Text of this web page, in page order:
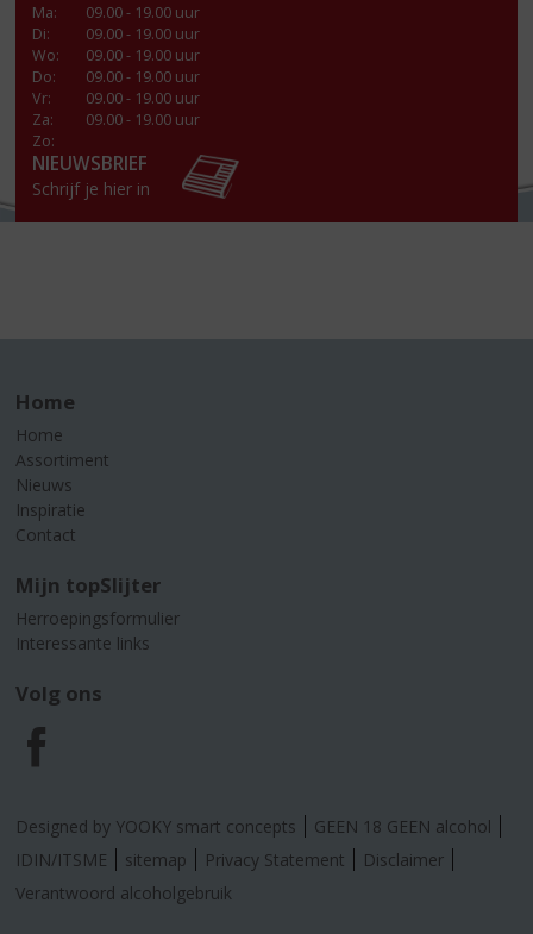
Ma:
09.00 - 19.00 uur
Di:
09.00 - 19.00 uur
Wo:
09.00 - 19.00 uur
Do:
09.00 - 19.00 uur
Vr:
09.00 - 19.00 uur
Za:
09.00 - 19.00 uur
Zo:
NIEUWSBRIEF
Schrijf je hier in
Home
Home
Assortiment
Nieuws
Inspiratie
Contact
Mijn topSlijter
Herroepingsformulier
Interessante links
Volg ons
F
a
c
Designed by YOOKY smart concepts
GEEN 18 GEEN alcohol
IDIN/ITSME
sitemap Privacy Statement
Disclaimer
Verantwoord alcoholgebruik